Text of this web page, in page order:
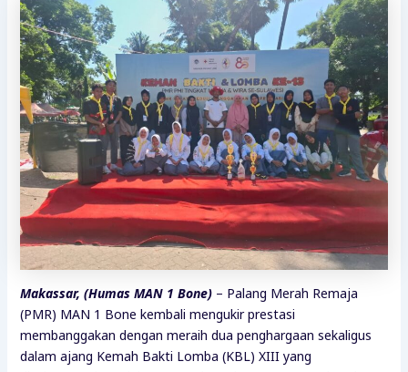
Makassar, (Humas MAN 1 Bone) – Palang Merah Remaja
(PMR) MAN 1 Bone kembali mengukir prestasi
membanggakan dengan meraih dua penghargaan sekaligus
dalam ajang Kemah Bakti Lomba (KBL) XIII yang